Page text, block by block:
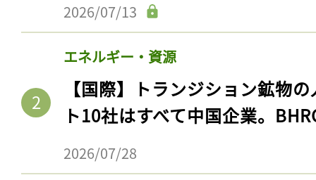
2026/07/13
エネルギー・資源
【国際】トランジション鉱物
ト10社はすべて中国企業。
2026/07/28